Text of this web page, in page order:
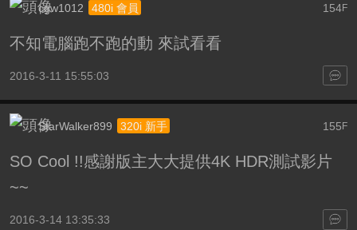
154F
cgw1012 480i 會員
不知電腦跑不跑的動 來試看看
2016-3-11 15:55:03
155 F
StarWalker899 320i 新手
SO Cool !!感謝版主大大提供4K HDR測試影片
~~
2016-3-14 13:35:33